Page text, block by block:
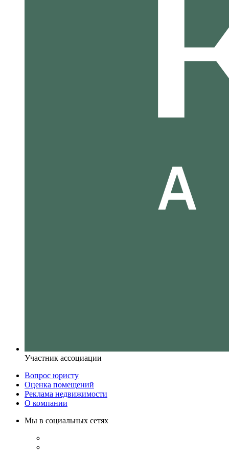
Участник ассоциации
Вопрос юристу
Оценка помещений
Реклама недвижимости
О компании
Мы в социальных сетях